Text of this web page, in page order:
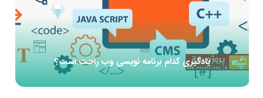
یادگیری کدام برنامه نویسی وب راحت است؟